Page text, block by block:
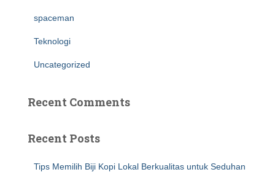
spaceman
Teknologi
Uncategorized
Recent Comments
Recent Posts
Tips Memilih Biji Kopi Lokal Berkualitas untuk Seduhan